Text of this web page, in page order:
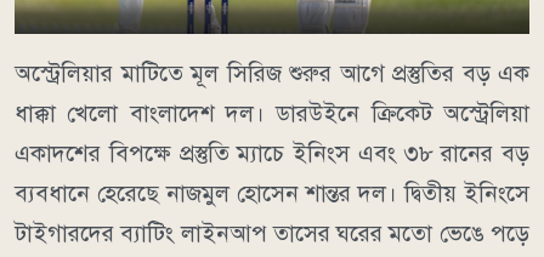
অস্ট্রেলিয়ার মাটিতে মূল সিরিজ শুরুর আগে প্রস্তুতির বড় এক
ধাক্কা খেলো বাংলাদেশ দল। ডারউইনে ক্রিকেট অস্ট্রেলিয়া
একাদশের বিপক্ষে প্রস্তুতি ম্যাচে ইনিংস এবং ৩৮ রানের বড়
ব্যবধানে হেরেছে নাজমুল হোসেন শান্তর দল। দ্বিতীয় ইনিংসে
টাইগারদের ব্যাটিং লাইনআপ তাসের ঘরের মতো ভেঙে পড়ে